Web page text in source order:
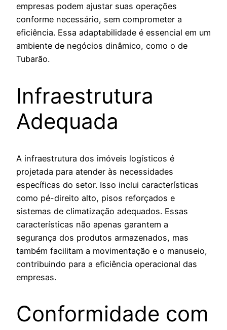
empresas podem ajustar suas operações
conforme necessário, sem comprometer a
eficiência. Essa adaptabilidade é essencial em um
ambiente de negócios dinâmico, como o de
Tubarão.
Infraestrutura
Adequada
A infraestrutura dos imóveis logísticos é
projetada para atender às necessidades
específicas do setor. Isso inclui características
como pé-direito alto, pisos reforçados e
sistemas de climatização adequados. Essas
características não apenas garantem a
segurança dos produtos armazenados, mas
também facilitam a movimentação e o manuseio,
contribuindo para a eficiência operacional das
empresas.
Conformidade com